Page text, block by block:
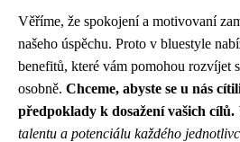
Věříme, že spokojení a motivovaní
našeho úspěchu. Proto v bluestyle
benefitů, které vám pomohou rozvíjet
osobně. Chceme, abyste se u nás
předpoklady k dosažení vašich cílů.
talentu a potenciálu každého